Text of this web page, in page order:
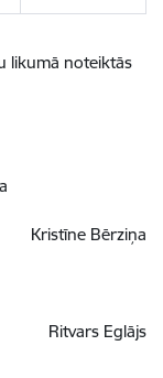
likumā noteiktās
Kristīne Bērziņa
Ritvars Eglājs